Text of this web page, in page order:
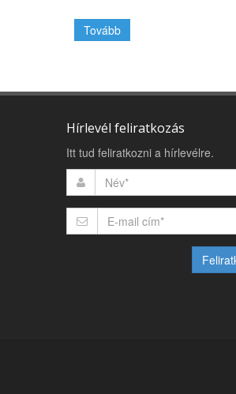
Tovább
Hírlevél feliratkozás
Itt tud feliratkozni a hírlevélre.